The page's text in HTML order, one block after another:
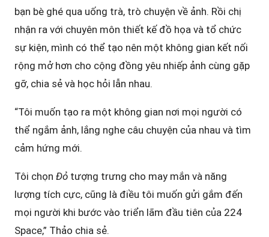
bạn bè ghé qua uống trà, trò chuyện về ảnh. Rồi chị
nhận ra với chuyên môn thiết kế đồ họa và tổ chức
sự kiện, mình có thể tạo nên một không gian kết nối
rộng mở hơn cho cộng đồng yêu nhiếp ảnh cùng gặp
gỡ, chia sẻ và học hỏi lẫn nhau.
“Tôi muốn tạo ra một không gian nơi mọi người có
thể ngắm ảnh, lắng nghe câu chuyện của nhau và tìm
cảm hứng mới.
Tôi chọn Đỏ tượng trưng cho may mắn và năng
lượng tích cực, cũng là điều tôi muốn gửi gắm đến
mọi người khi bước vào triển lãm đầu tiên của 224
Space,” Thảo chia sẻ.